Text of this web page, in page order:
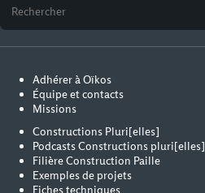
Adhérer à Oïkos
Équipe et contacts
Missions
Constructions Pluri[elles]
Podcasts Constructions pluri[elles]
Filière Construction Paille
Exemples de projets
Fiches techniques